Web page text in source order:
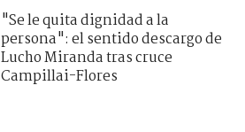
"Se le quita dignidad a la
persona": el sentido descargo de
Lucho Miranda tras cruce
Campillai-Flores